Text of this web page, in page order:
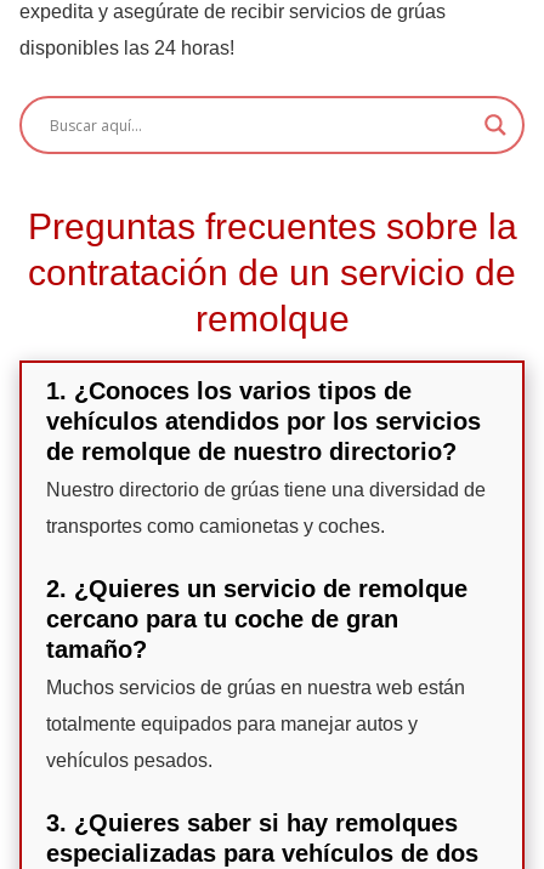
expedita y asegúrate de recibir servicios de grúas
disponibles las 24 horas!
Preguntas frecuentes sobre la
contratación de un servicio de
remolque
1. ¿Conoces los varios tipos de
vehículos atendidos por los servicios
de remolque de nuestro directorio?
Nuestro directorio de grúas tiene una diversidad de
transportes como camionetas y coches.
2. ¿Quieres un servicio de remolque
cercano para tu coche de gran
tamaño?
Muchos servicios de grúas en nuestra web están
totalmente equipados para manejar autos y
vehículos pesados.
3. ¿Quieres saber si hay remolques
especializadas para vehículos de dos